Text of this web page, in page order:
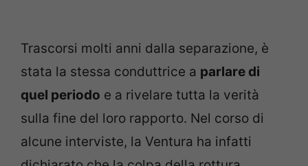
Trascorsi molti anni dalla separazione, è
stata la stessa conduttrice a parlare di
quel periodo e a rivelare tutta la verità
sulla fine del loro rapporto. Nel corso di
alcune interviste, la Ventura ha infatti